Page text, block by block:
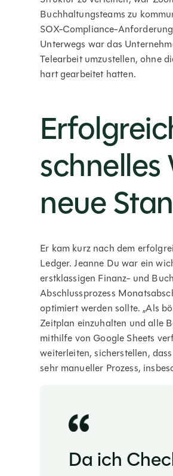
Buchhaltungsteams zu
SOX-Compliance-
Unterwegs war das
Telearbeit umzustellen, ohne
hart gearbeitet hatten.
neue
Er kam kurz nach dem
Ledger. Jeanne Du war ein
erstklassigen Finanz- und
Abschlussprozess
optimiert werden sollte. „Als
Zeitplan einzuhalten und alle
mithilfe von Google Sheets
weiterleiten, sicherstellen,
sehr manueller Prozess,
Da ich